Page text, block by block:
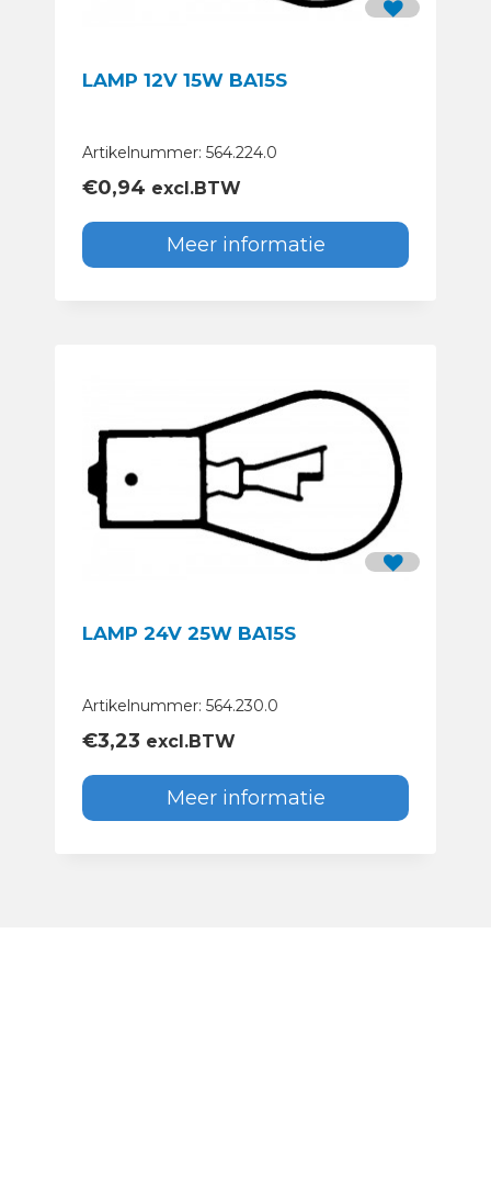
LAMP 12V 15W BA15S
Artikelnummer: 564.224.0
€0,94 excl.BTW
Meer informatie
LAMP 24V 25W BA15S
Artikelnummer: 564.230.0
€3,23 excl.BTW
Meer informatie